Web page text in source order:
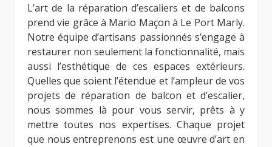
L’art de la réparation d’escaliers et de balcons
prend vie grâce à Mario Maçon à Le Port Marly.
Notre équipe d’artisans passionnés s’engage à
restaurer non seulement la fonctionnalité, mais
aussi l’esthétique de ces espaces extérieurs.
Quelles que soient l’étendue et l’ampleur de vos
projets de réparation de balcon et d’escalier,
nous sommes là pour vous servir, prêts à y
mettre toutes nos expertises. Chaque projet
que nous entreprenons est une œuvre d’art en